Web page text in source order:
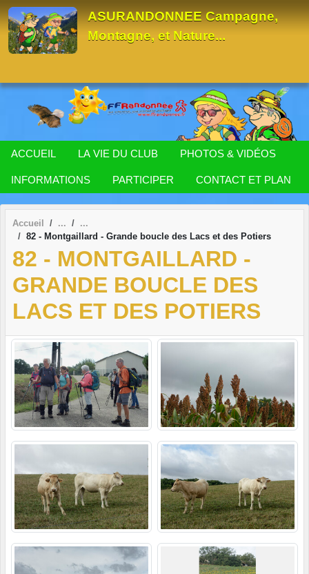
ASURANDONNEE Campagne,
Montagne, et Nature...
ACCUEIL LA VIE DU CLUB PHOTOS & VIDÉOS
INFORMATIONS PARTICIPER CONTACT ET PLAN
Accueil
82 - Montgaillard - Grande boucle des Lacs et des Potiers
82 - MONTGAILLARD -
GRANDE BOUCLE DES
LACS ET DES POTIERS
Panneau de gestion des cookies